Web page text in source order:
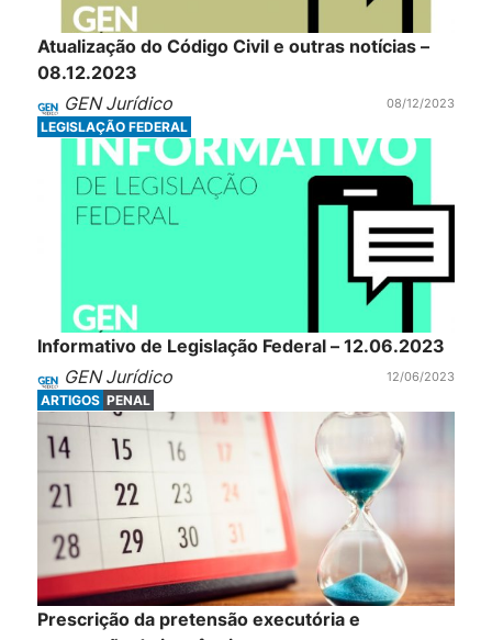
Atualização do Código Civil e outras notícias –
08.12.2023
GEN Jurídico
08/12/2023
LEGISLAÇÃO FEDERAL
Informativo de Legislação Federal – 12.06.2023
GEN Jurídico
12/06/2023
ARTIGOS PENAL
Prescrição da pretensão executória e